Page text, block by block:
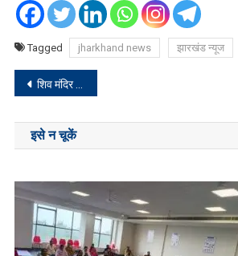
Tagged jharkhand news झारखंड न्यूज
Post
navigation
शिव मंदिर के पुजारी का पुत्र लापता, जांच में जुटी पुलिस
इसे न चूकें